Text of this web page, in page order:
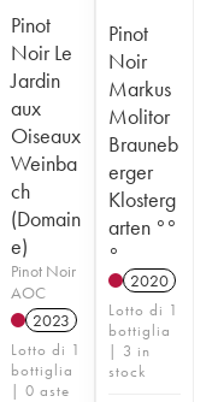
Pinot
Noir Le
Jardin
aux
Oiseaux
Weinba
ch
(Domain
e)
Pinot Noir
AOC
2023
Lotto di 1
bottiglia
| 0 aste
Pinot
Noir
Markus
Molitor
Brauneb
erger
Klosterg
arten °°
°
2020
Lotto di 1
bottiglia
| 3 in
stock